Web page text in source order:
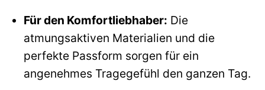
Für den Komfortliebhaber: Die
atmungsaktiven Materialien und die
perfekte Passform sorgen für ein
angenehmes Tragegefühl den ganzen Tag.